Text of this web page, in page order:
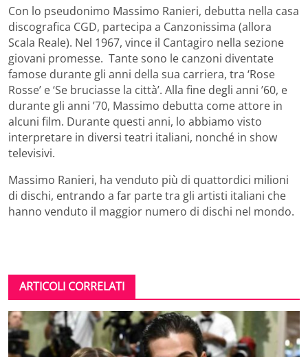
Con lo pseudonimo Massimo Ranieri, debutta nella casa
discografica CGD, partecipa a Canzonissima (allora
Scala Reale). Nel 1967, vince il Cantagiro nella sezione
giovani promesse. Tante sono le canzoni diventate
famose durante gli anni della sua carriera, tra ‘Rose
Rosse’ e ‘Se bruciasse la città’. Alla fine degli anni ’60, e
durante gli anni ’70, Massimo debutta come attore in
alcuni film. Durante questi anni, lo abbiamo visto
interpretare in diversi teatri italiani, nonché in show
televisivi.
Massimo Ranieri, ha venduto più di quattordici milioni
di dischi, entrando a far parte tra gli artisti italiani che
hanno venduto il maggior numero di dischi nel mondo.
ARTICOLI CORRELATI